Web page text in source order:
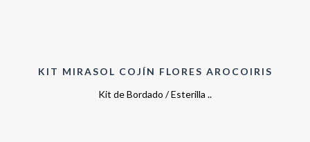
KIT MIRASOL COJÍN FLORES AROCOIRIS
Kit de Bordado / Esterilla ..